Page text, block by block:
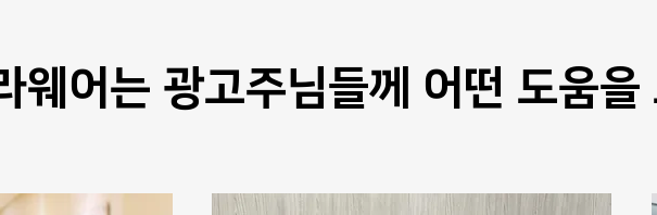
웨어는 광고주님들께 어떤 도움을